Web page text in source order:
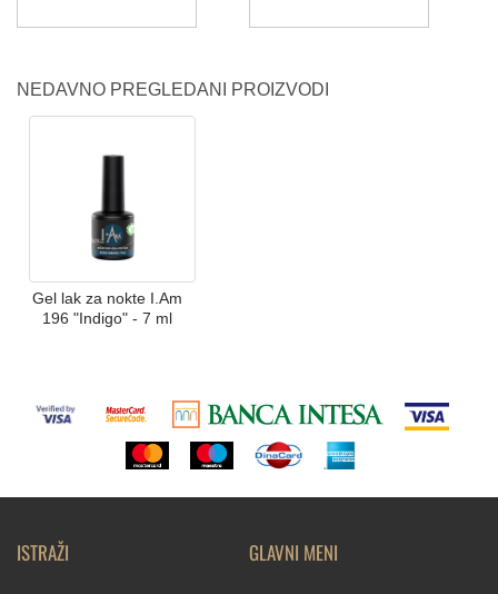
NEDAVNO PREGLEDANI PROIZVODI
Gel lak za nokte I.Am
196 "Indigo" - 7 ml
ISTRAŽI GLAVNI MENI